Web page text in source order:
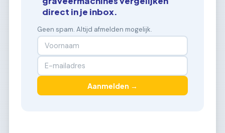
direct in je inbox.
Geen spam. Altijd afmelden mogelijk.
Aanmelden →